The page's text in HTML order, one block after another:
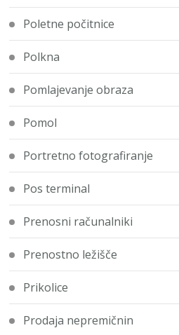
Poletne počitnice
Polkna
Pomlajevanje obraza
Pomol
Portretno fotografiranje
Pos terminal
Prenosni računalniki
Prenostno ležišče
Prikolice
Prodaja nepremičnin